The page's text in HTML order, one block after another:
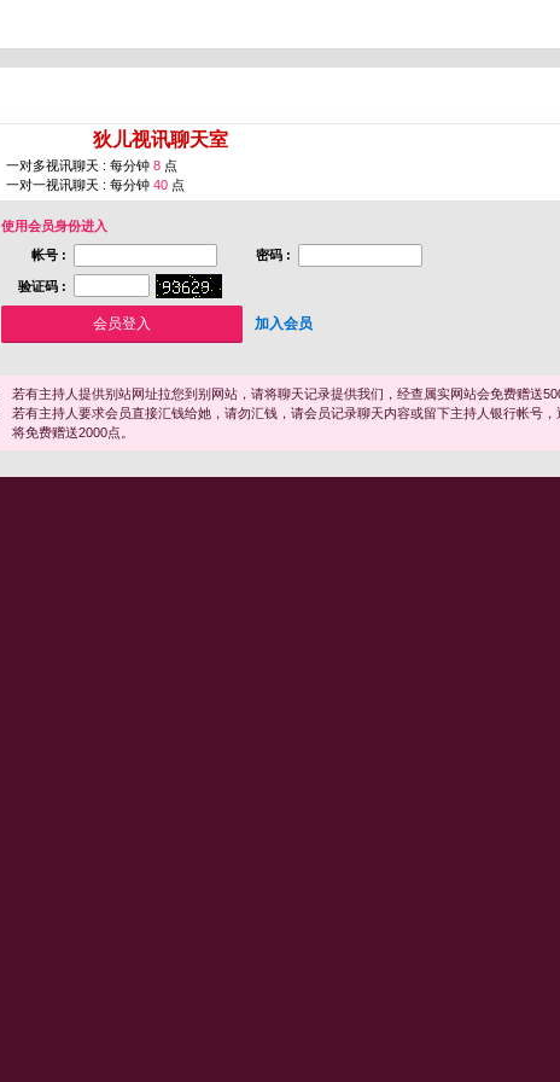
狄儿视讯聊天室
一对多视讯聊天 : 每分钟 8 点
一对一视讯聊天 : 每分钟 40 点
使用会员身份进入
帐号 :
密码 :
验证码 :
加入会员
若有主持人提供别站网址拉您到别网站，请将聊天记录提供我们，经查属实网站会免费赠送
若有主持人要求会员直接汇钱给她，请勿汇钱，请会员记录聊天内容或留下主持人银行帐号
将免费赠送2000点。